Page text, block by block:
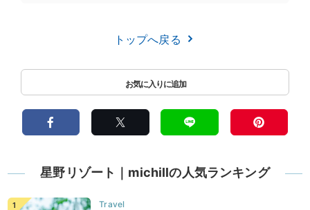
トップへ戻る
星野リゾート｜michillの人気ランキング